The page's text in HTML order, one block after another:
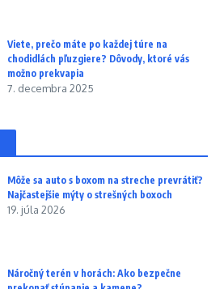
Viete, prečo máte po každej túre na
chodidlách pľuzgiere? Dôvody, ktoré vás
možno prekvapia
7. decembra 2025
Môže sa auto s boxom na streche prevrátiť?
Najčastejšie mýty o strešných boxoch
19. júla 2026
Náročný terén v horách: Ako bezpečne